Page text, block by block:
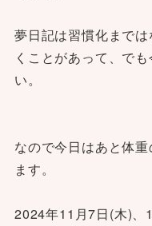
夢日記は習慣化まで
くことがあって、で
い。
なので今日はあと体
ます。
2024年11月7日(木)、